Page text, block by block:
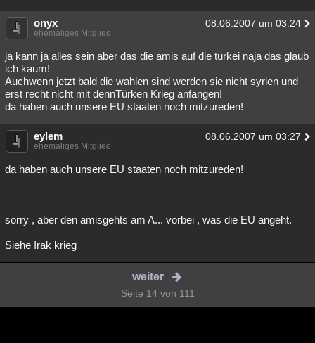
onyx 08.06.2007 um 03:24
ehemaliges Mitglied
ja kann ja alles sein aber das die amis auf die türkei naja das glaub
ich kaum!
Auchwenn jetzt bald die wahlen sind werden sie nicht syrien und
erst recht nicht mit dennTürken Krieg anfangen!
da haben auch unsere EU staaten noch mitzureden!
eylem 08.06.2007 um 03:27
ehemaliges Mitglied
da haben auch unsere EU staaten noch mitzureden!
sorry , aber den amisgehts am A... vorbei , was die EU angeht.
Siehe Irak krieg
weiter
Seite 14 von 111